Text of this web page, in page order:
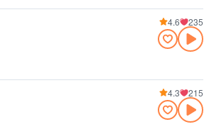
4.6 235
4.3 215